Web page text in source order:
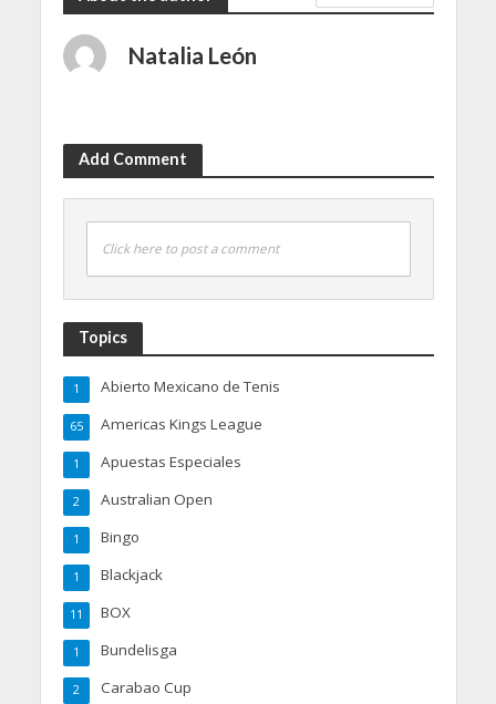
Natalia León
Add Comment
Click here to post a comment
Topics
Abierto Mexicano de Tenis
1
Americas Kings League
65
Apuestas Especiales
1
Australian Open
2
Bingo
1
Blackjack
1
BOX
11
Bundelisga
1
Carabao Cup
2